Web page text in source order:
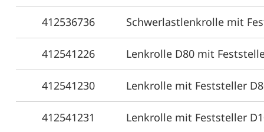
412536736 Schwerlastlenkrolle mit
412541226 Lenkrolle D80 mit
412541230 Lenkrolle mit Feststeller
412541231 Lenkrolle mit Feststeller